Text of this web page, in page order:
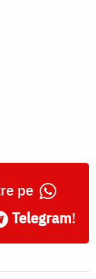
pe
Telegram!